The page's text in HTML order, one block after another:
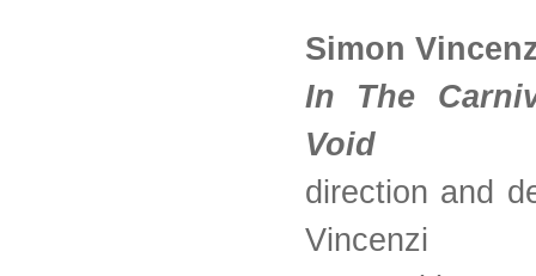
Simon
In The
Void
direction and
Vincenzi